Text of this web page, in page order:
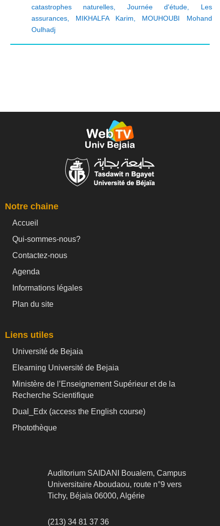
catastrophes naturelles
Journée d'étude
Les
assurances, MIKHALFA Karim
MOUHOUBI Mohand
Oulhadj
Notre chaine
Accueil
Qui-sommes-nous?
Contactez-nous
Agenda
Informations légales
Plan du site
Liens utiles
Université de Bejaia
Elearning Université de Bejaia
Ministère de l’Enseignement Supérieur et de la
Recherche Scientifique
Dual_Edx (access the English course)
Photothèque
Auditorium SAIDANI Boualem, Campus
Universitaire Aboudaou, route n°9 vers
Tichy, Béjaïa 06000, Algérie
(213) 34 81 37 36